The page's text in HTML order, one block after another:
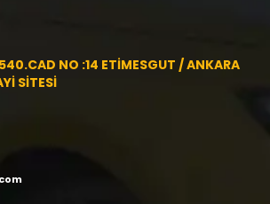
NO :14 ETİMESGUT / ANKARA
SİTESİ